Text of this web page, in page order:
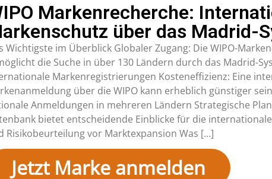
Markenrecherche:
über das Madrid-
Wichtigste im Überblick Globaler Zugang: Die WIPO-
die Suche in über 130 Ländern durch das Madrid-
Markenregistrierungen Kosteneffizienz: Eine
über die WIPO kann erheblich günstiger
Anmeldungen in mehreren Ländern Strategische
bietet entscheidende Einblicke für die
Risikobeurteilung vor Marktexpansion Was […]
Jetzt Marke anmelden